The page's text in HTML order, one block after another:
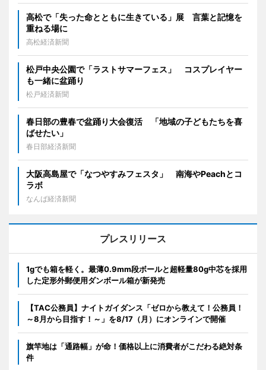
高松で「失った命とともに生きている」展 言葉と記憶を
重ねる場に
高松経済新聞
松戸中央公園で「ラストサマーフェス」 コスプレイヤー
も一緒に盆踊り
松戸経済新聞
春日部の豊春で盆踊り大会復活 「地域の子どもたちを喜
ばせたい」
春日部経済新聞
大阪高島屋で「なつやすみフェスタ」 南海やPeachとコ
ラボ
なんば経済新聞
プレスリリース
1gでも箱を軽く。最薄0.9mm段ボールと超軽量80g中芯を採用
した定形外郵便用ダンボール箱が新発売
【TAC公務員】ナイトガイダンス「ゼロから教えて！公務員！
～8月から目指す！～」を8/17（月）にオンラインで開催
旗竿地は「通路幅」が命！価格以上に消費者がこだわる絶対条
件